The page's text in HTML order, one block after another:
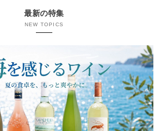
最新の特集
NEW TOPICS